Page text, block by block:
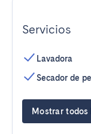
Servicios
Lavadora
Secador de
Mostrar